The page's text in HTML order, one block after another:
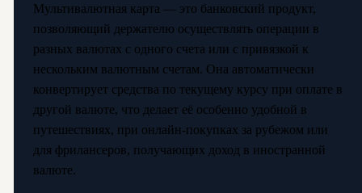
Мультивалютная карта — это банковский продукт,
позволяющий держателю осуществлять операции в
разных валютах с одного счета или с привязкой к
нескольким валютным счетам. Она автоматически
конвертирует средства по текущему курсу при оплате в
другой валюте, что делает её особенно удобной в
путешествиях, при онлайн-покупках за рубежом или
для фрилансеров, получающих доход в иностранной
валюте.